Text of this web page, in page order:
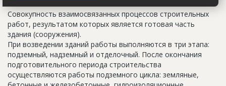
Совокупность взаимосвязанных процессов строительных
работ, результатом которых является готовая часть
здания (сооружения).
При возведении зданий работы выполняются в три этапа:
подземный, надземный и отделочный. После окончания
подготовительного периода строительства
осуществляются работы подземного цикла: земляные,